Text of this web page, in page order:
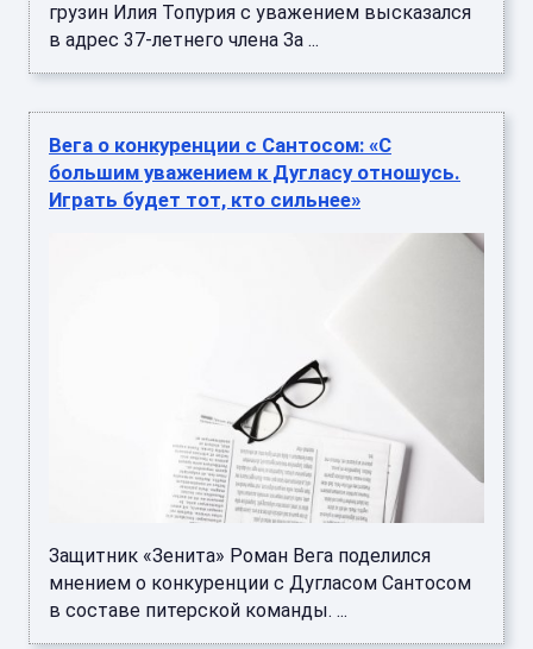
грузин Илия Топурия с уважением высказался
в адрес 37-летнего члена За ...
Вега о конкуренции с Сантосом: «С
большим уважением к Дугласу отношусь.
Играть будет тот, кто сильнее»
Защитник «Зенита» Роман Вега поделился
мнением о конкуренции с Дугласом Сантосом
в составе питерской команды. ...